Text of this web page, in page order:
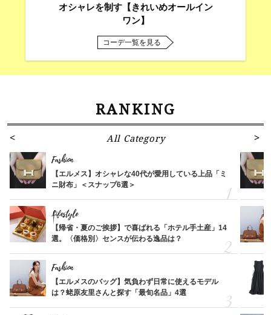
オシャレを制す【きれいめオールイン
ワン】
コーデ一覧を見る
RANKING
All Category
Fashion
【エルメス】オシャレな40代が愛用している上品「ミ
ニ財布」＜スナップ6選＞
Lifestyle
【帰省・夏のご挨拶】で喜ばれる「ホテル手土産」14
選。〈価格別〉センスが伝わる逸品は？
Fashion
【エルメスのバッグ】気負わず日常に使えるモデル
は？蛯原友里さんと探す「最旬名品」4選